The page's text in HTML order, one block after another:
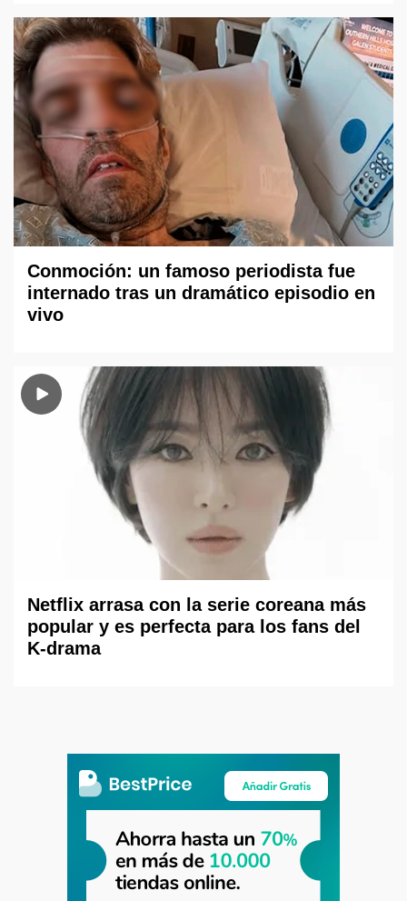
Conmoción: un famoso periodista fue
internado tras un dramático episodio en
vivo
Netflix arrasa con la serie coreana más
popular y es perfecta para los fans del
K-drama